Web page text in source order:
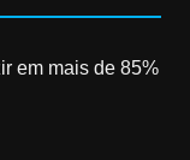
em mais de 85%